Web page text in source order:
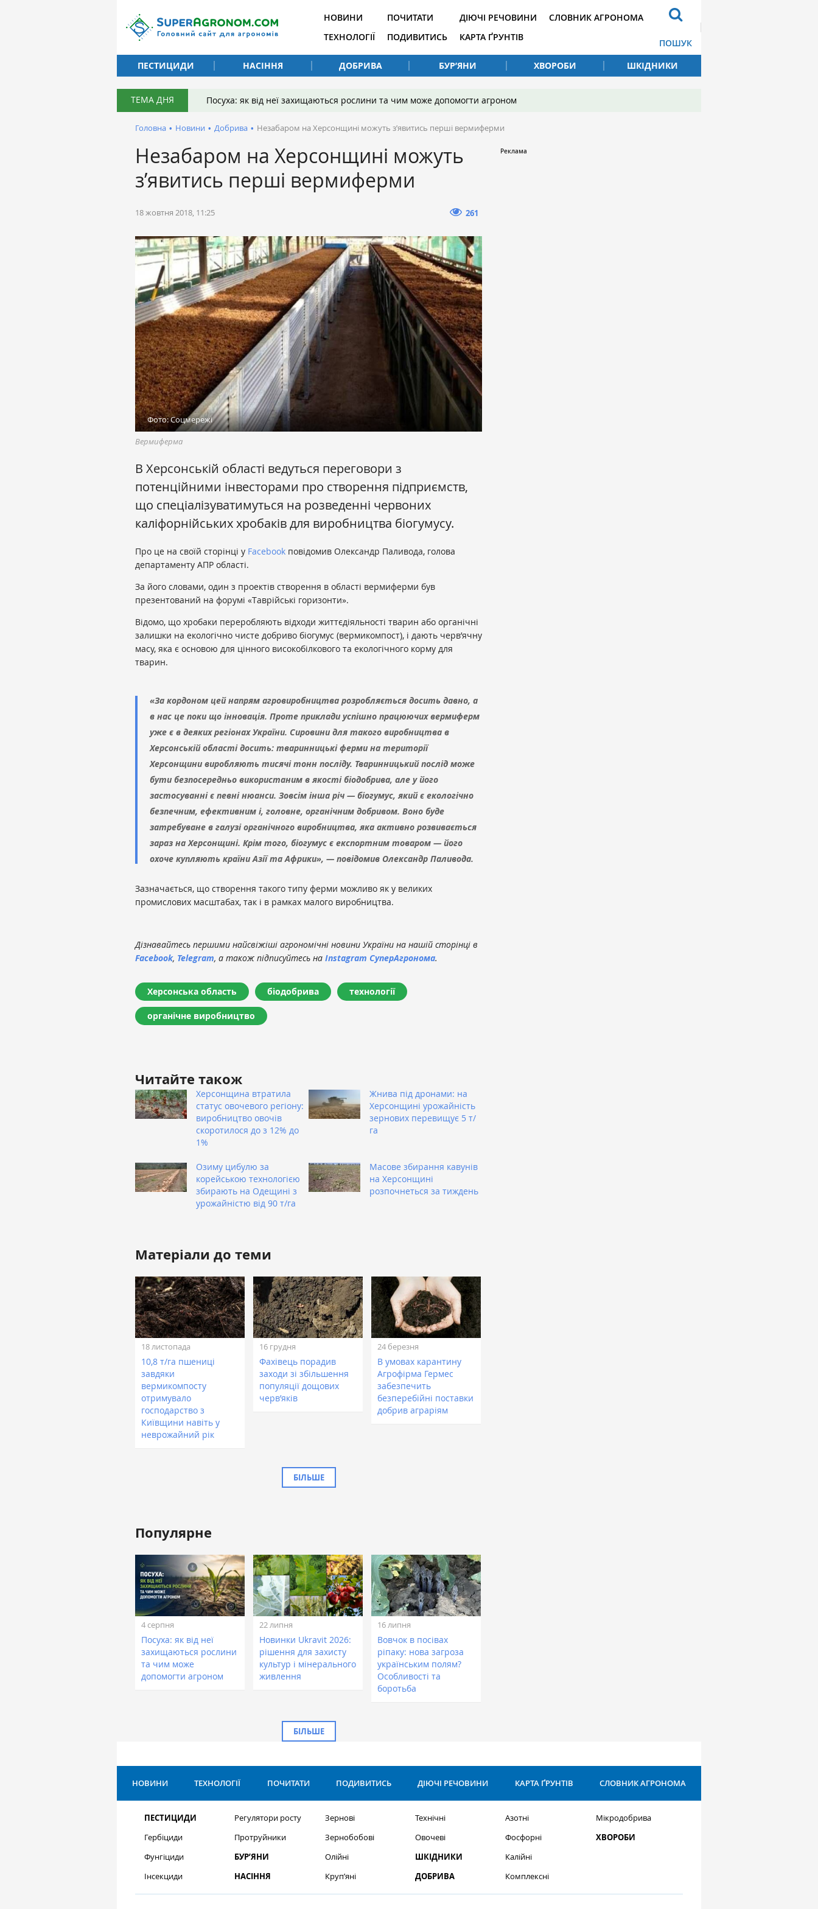
НОВИНИ
ТЕХНОЛОГІЇ
ПОЧИТАТИ
ПОДИВИТИСЬ
ДІЮЧІ РЕЧОВИНИ
КАРТА ҐРУНТІВ
СЛОВНИК АГРОНОМА
ПОШУК
ПЕСТИЦИДИ
НАСІННЯ ДОБРИВА БУР’ЯНИ ХВОРОБИ ШКІДНИКИ
ТЕМА ДНЯ Посуха: як від неї захищаються рослини та чим може допомогти агроном
Головна • Новини • Добрива • Незабаром на Херсонщині можуть з’явитись перші вермиферми
Незабаром на Херсонщині можуть
з’явитись перші вермиферми
18 жовтня 2018, 11:25 261
Фото: Соцмережі
Вермиферма
В Херсонській області ведуться переговори з
потенційними інвесторами про створення підприємств,
що спеціалізуватимуться на розведенні червоних
каліфорнійських хробаків для виробництва біогумусу.
Про це на своїй сторінці у Facebook повідомив Олександр Паливода, голова
департаменту АПР області.
За його словами, один з проектів створення в області вермиферми був
презентований на форумі «Таврійські горизонти».
Відомо, що хробаки переробляють відходи життєдіяльності тварин або органічні
залишки на екологічно чисте добриво біогумус (вермикомпост), і дають черв’ячну
масу, яка є основою для цінного високобілкового та екологічного корму для
тварин.
«За кордоном цей напрям агровиробництва розробляється досить давно, а
в нас це поки що інновація. Проте приклади успішно працюючих вермиферм
уже є в деяких регіонах України. Сировини для такого виробництва в
Херсонській області досить: тваринницькі ферми на території
Херсонщини виробляють тисячі тонн посліду. Тваринницький послід може
бути безпосередньо використаним в якості біодобрива, але у його
застосуванні є певні нюанси. Зовсім інша річ — біогумус, який є екологічно
безпечним, ефективним і, головне, органічним добривом. Воно буде
затребуване в галузі органічного виробництва, яка активно розвивається
зараз на Херсонщині. Крім того, біогумус є експортним товаром — його
охоче купляють країни Азії та Африки», — повідомив Олександр Паливода.
Зазначається, що створення такого типу ферми можливо як у великих
промислових масштабах, так і в рамках малого виробництва.
Дізнавайтесь першими найсвіжіші агрономічні новини України на нашій сторінці в
Facebook, Telegram, а також підписуйтесь на Instagram СуперАгронома.
Херсонська область біодобрива технології
органічне виробництво
Читайте також
Херсонщина втратила
статус овочевого регіону:
виробництво овочів
скоротилося до з 12% до
1%
Жнива під дронами: на
Херсонщині урожайність
зернових перевищує 5 т/
га
Озиму цибулю за
корейською технологією
збирають на Одещині з
урожайністю від 90 т/га
Масове збирання кавунів
на Херсонщині
розпочнеться за тиждень
Матеріали до теми
18 листопада
10,8 т/га пшениці
завдяки
вермикомпосту
отримувало
господарство з
Київщини навіть у
неврожайний рік
16 грудня
Фахівець порадив
заходи зі збільшення
популяції дощових
черв’яків
24 березня
В умовах карантину
Агрофірма Гермес
забезпечить
безперебійні поставки
добрив аграріям
БІЛЬШЕ
Популярне
4 серпня
Посуха: як від неї
захищаються рослини
та чим може
допомогти агроном
22 липня
Новинки Ukravit 2026:
рішення для захисту
культур і мінерального
живлення
16 липня
Вовчок в посівах
ріпаку: нова загроза
українським полям?
Особливості та
боротьба
БІЛЬШЕ
НОВИНИ ТЕХНОЛОГІЇ ПОЧИТАТИ ПОДИВИТИСЬ ДІЮЧІ РЕЧОВИНИ КАРТА ҐРУНТІВ СЛОВНИК АГРОНОМА
ПЕСТИЦИДИ
Гербіциди
Фунгіциди
Інсекциди
Регулятори росту
Протруйники
БУР’ЯНИ
НАСІННЯ
Зернові
Зернобобові
Олійні
Круп’яні
Технічні
Овочеві
ШКІДНИКИ
ДОБРИВА
Азотні
Фосфорні
Калійні
Комплексні
Мікродобрива
ХВОРОБИ